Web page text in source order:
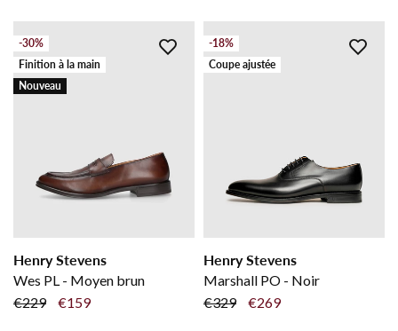
-30%
Finition à la main
Nouveau
Henry Stevens
Wes PL - Moyen brun
€229
€159
-18%
Coupe ajustée
Henry Stevens
Marshall PO - Noir
€329
€269